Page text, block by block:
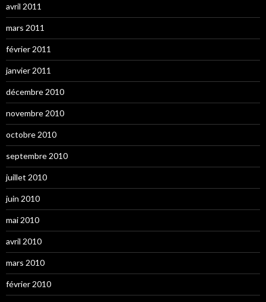
avril 2011
mars 2011
février 2011
janvier 2011
décembre 2010
novembre 2010
octobre 2010
septembre 2010
juillet 2010
juin 2010
mai 2010
avril 2010
mars 2010
février 2010